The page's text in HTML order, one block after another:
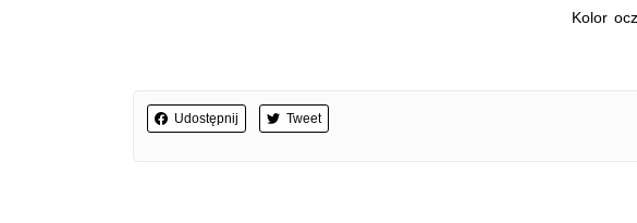
Kolor
Udostępnij Tweet